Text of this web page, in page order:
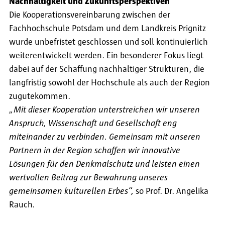
Die Kooperationsvereinbarung zwischen der
Fachhochschule Potsdam und dem Landkreis Prignitz
wurde unbefristet geschlossen und soll kontinuierlich
weiterentwickelt werden. Ein besonderer Fokus liegt
dabei auf der Schaffung nachhaltiger Strukturen, die
langfristig sowohl der Hochschule als auch der Region
zugutekommen.
„Mit dieser Kooperation unterstreichen wir unseren
Anspruch, Wissenschaft und Gesellschaft eng
miteinander zu verbinden. Gemeinsam mit unseren
Partnern in der Region schaffen wir innovative
Lösungen für den Denkmalschutz und leisten einen
wertvollen Beitrag zur Bewahrung unseres
gemeinsamen kulturellen Erbes“, so Prof. Dr. Angelika
Rauch.